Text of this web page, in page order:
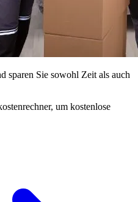
sparen Sie sowohl Zeit als auch
um kostenlose